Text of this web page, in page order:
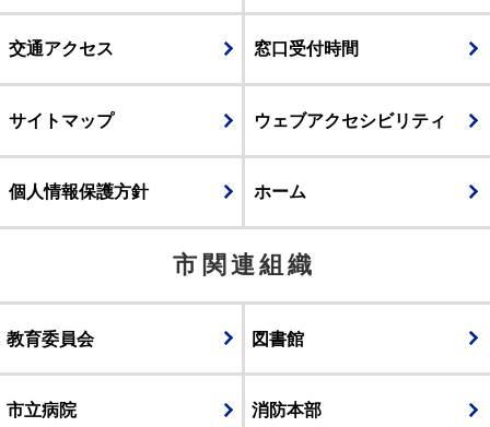
交通アクセス 窓口受付時間
サイトマップ ウェブアクセシビリティ
個人情報保護方針 ホーム
市関連組織
教育委員会 図書館
市立病院 消防本部